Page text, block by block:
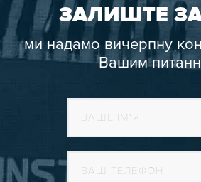
ЗАЛИШТЕ
ми надамо вичерпну
Вашим